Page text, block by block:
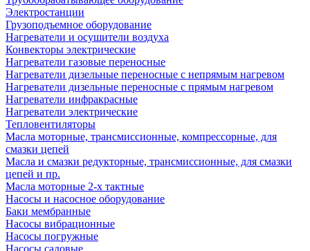
Электростанции
Грузоподъемное оборудование
Нагреватели и осушители воздуха
Конвекторы электрические
Нагреватели газовые переносные
Нагреватели дизельные переносные с непрямым нагревом
Нагреватели дизельные переносные с прямым нагревом
Нагреватели инфракрасные
Нагреватели электрические
Тепловентиляторы
Масла моторные, трансмиссионные, компрессорные, для
смазки цепей
Масла и смазки редукторные, трансмиссионные, для смазки
цепей и пр.
Масла моторные 2-х тактные
Насосы и насосное оборудование
Баки мембранные
Насосы вибрационные
Насосы погружные
Насосы садовые